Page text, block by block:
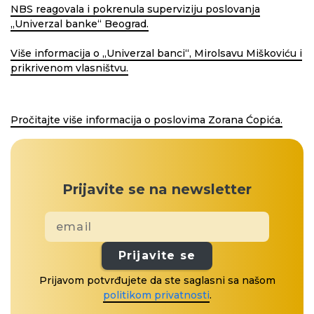
NBS reagovala i pokrenula superviziju poslovanja
„Univerzal banke“ Beograd.
Više informacija o „Univerzal banci“, Mirolsavu Miškoviću i
prikrivenom vlasništvu.
Pročitajte više informacija o poslovima Zorana Ćopića.
Prijavite se na newsletter
Prijavite se
Prijavom potvrđujete da ste saglasni sa našom
politikom privatnosti.